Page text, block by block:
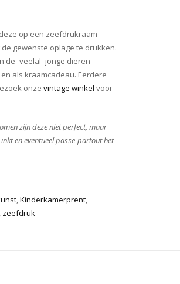
op een zeefdrukraam
gewenste oplage te drukken.
de -veelal- jonge dieren
als kraamcadeau. Eerdere
onze vintage winkel voor
zijn deze niet perfect, maar
en eventueel passe-partout het
,Kinderkamerprent,
, zeefdruk